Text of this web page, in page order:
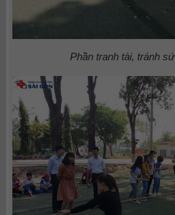
Phần tranh tài, tránh